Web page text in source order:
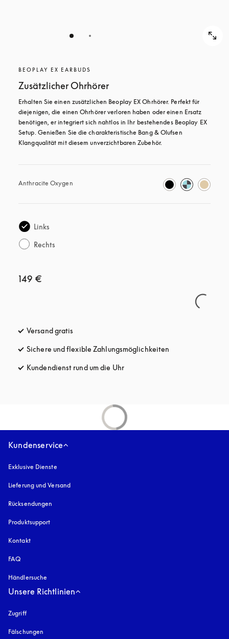
BEOPLAY EX EARBUDS
Zusätzlicher Ohrhörer
Erhalten Sie einen zusätzlichen Beoplay EX Ohrhörer. Perfekt für
diejenigen, die einen Ohrhörer verloren haben oder einen Ersatz
benötigen, er integriert sich nahtlos in Ihr bestehendes Beoplay EX
Setup. Genießen Sie die charakteristische Bang & Olufsen
Klangqualität mit diesem unverzichtbaren Zubehör.
Anthracite Oxygen
Links
Rechts
149 €
Versand gratis
Sichere und flexible Zahlungsmöglichkeiten
Kundendienst rund um die Uhröffnet sich in einem neuen Tab
Kundenservice
Exklusive Dienste
Lieferung und Versand
Rücksendungen
Produktsupport
Kontakt
FAQ
Händlersuche
Unsere Richtlinien
Zugrifföffnet sich in einem neuen Tab
Fälschungen